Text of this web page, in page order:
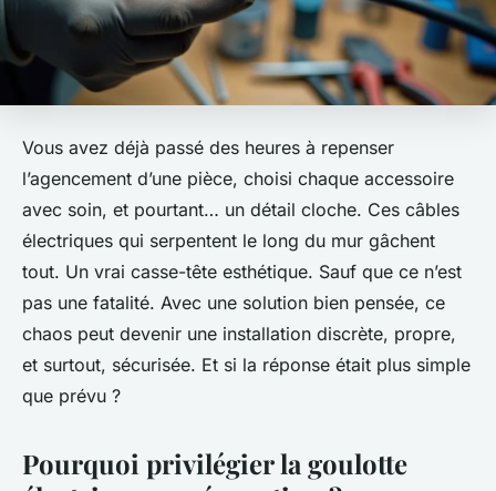
Vous avez déjà passé des heures à repenser
l’agencement d’une pièce, choisi chaque accessoire
avec soin, et pourtant… un détail cloche. Ces câbles
électriques qui serpentent le long du mur gâchent
tout. Un vrai casse-tête esthétique. Sauf que ce n’est
pas une fatalité. Avec une solution bien pensée, ce
chaos peut devenir une installation discrète, propre,
et surtout, sécurisée. Et si la réponse était plus simple
que prévu ?
Pourquoi privilégier la goulotte